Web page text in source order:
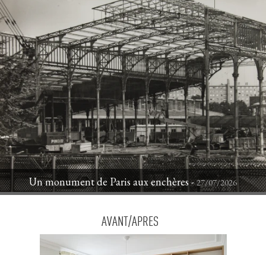
Un monument de Paris aux enchères - 27/07/2026
AVANT/APRES